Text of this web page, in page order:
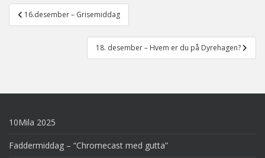
Post
navigation
16.desember – Grisemiddag
18. desember – Hvem er du på Dyrehagen?
10Mila 2025
Faddermiddag – “Chromecast med gutta”